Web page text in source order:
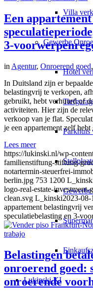
Villa
Gewerbe
Hotel
Parkhuis
Lukinski KI
Een
3-
in Agentur, Onroerend goed,
In Duitsland zijn er
belastingvrij te verkopen,
gebruikt, hebt verhuurd of
activiteiten. Hier zijn de
verkoop van je flat.
je een appartement zelf
Lees meer
https://lukinski.nl/wp-
familienstiftung-stiftung-
notartermin-steuerfrei-
berlin.jpg 753 1200
logo-real-estate-
clean.svg L_kinski2023-08-
appartement belastingvrij
speculatiebelasting en 3-
Belastingen
onroerend goed:
onroerende